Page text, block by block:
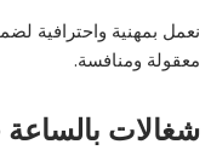
نعمل بمهنية واحترافية
معقولة ومنافسة.
شغالات بالساعة